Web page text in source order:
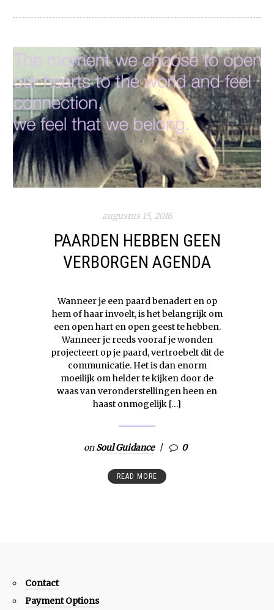
augustus 15, 2016
PAARDEN HEBBEN GEEN
VERBORGEN AGENDA
Wanneer je een paard benadert en op
hem of haar invoelt, is het belangrijk om
een open hart en open geest te hebben.
Wanneer je reeds vooraf je wonden
projecteert op je paard, vertroebelt dit de
communicatie. Het is dan enorm
moeilijk om helder te kijken door de
waas van veronderstellingen heen en
haast onmogelijk […]
onSoul Guidance 0
READ MORE
Contact
Payment Options